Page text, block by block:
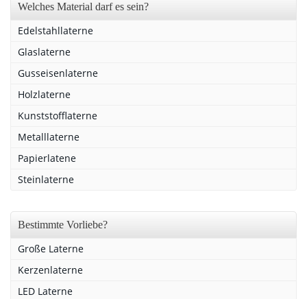
Welches Material darf es sein?
Edelstahllaterne
Glaslaterne
Gusseisenlaterne
Holzlaterne
Kunststofflaterne
Metalllaterne
Papierlatene
Steinlaterne
Bestimmte Vorliebe?
Große Laterne
Kerzenlaterne
LED Laterne